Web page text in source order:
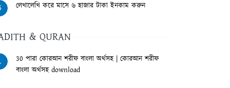
লেখালেখি করে মাসে ৬ হাজার টাকা ইনকাম করুন
& QURAN
30 পারা কোরআন শরীফ বাংলা অর্থসহ | কোরআন শরীফ
বাংলা অর্থসহ download